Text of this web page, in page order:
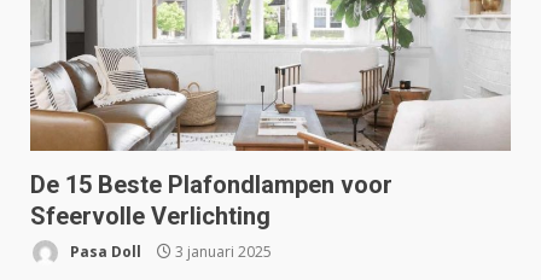
De 15 Beste Plafondlampen voor
Sfeervolle Verlichting
Pasa Doll 3 januari 2025